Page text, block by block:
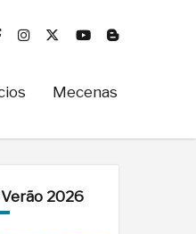
Mecenas
2026